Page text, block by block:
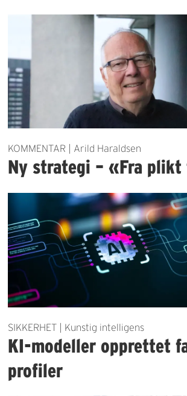
KOMMENTAR | Arild Haraldsen
Ny strategi – «Fra
SIKKERHET | Kunstig intelligens
KI-modeller opprettet
profiler